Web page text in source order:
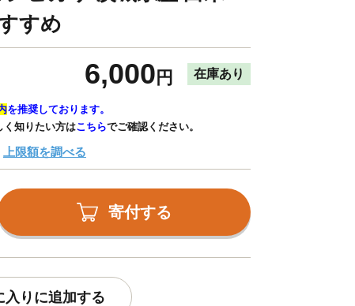
すめ
6,000 円 在庫あり
を推奨しております。
く知りたい方はこちらでご確認ください。
上限額を調べる
寄付する
入りに追加する